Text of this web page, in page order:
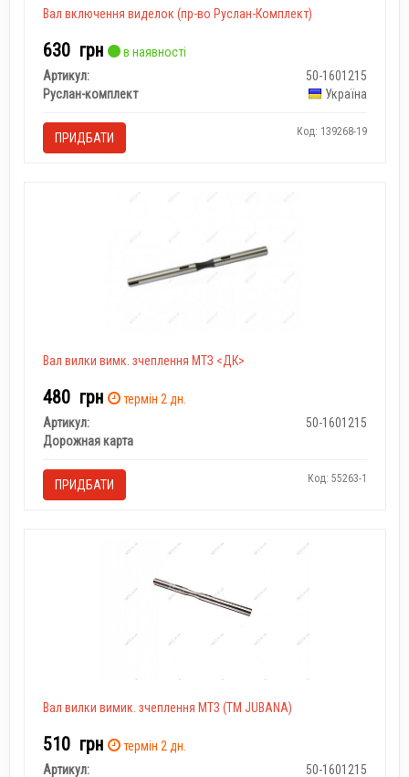
Вал включення виделок (пр-во Руслан-Комплект)
630 грн
в наявності
Артикул:
50-1601215
Руслан-комплект
Україна
ПРИДБАТИ Код: 139268-19
Вал вилки вимк. зчеплення МТЗ <ДК>
480 грн
термін 2 дн.
Артикул:
50-1601215
Дорожная карта
ПРИДБАТИ Код: 55263-1
Вал вилки вимик. зчеплення МТЗ (ТМ JUBANA)
510 грн
термін 2 дн.
Артикул:
50-1601215